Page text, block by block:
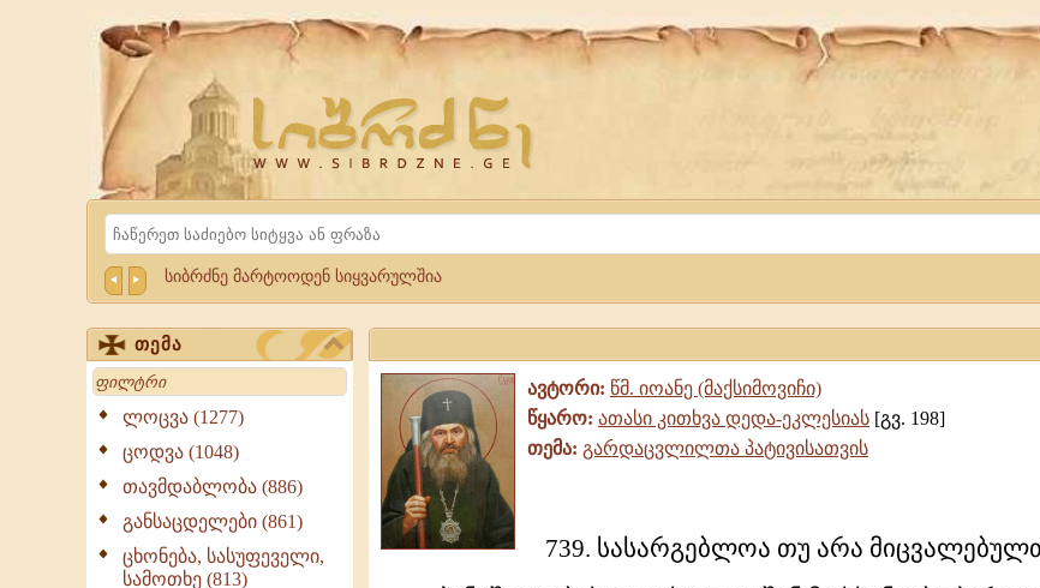
Website
Sibrdzne.ge
Search
სიბრძნე მარტოოდენ სიყვარულშია
თემა
Search
ლოცვა (1277)
ცოდვა (1048)
თავმდაბლობა (886)
განსაცდელები (861)
ცხონება, სასუფეველი,
სამოთხე (813)
ავტორი: წმ. იოანე (მაქსიმოვიჩი)
წყარო: ათასი კითხვა დედა-ეკლესიას [გვ. 198]
თემა: გარდაცვლილთა პატივისათვის
739.
739. სასარგებლოა თუ არა